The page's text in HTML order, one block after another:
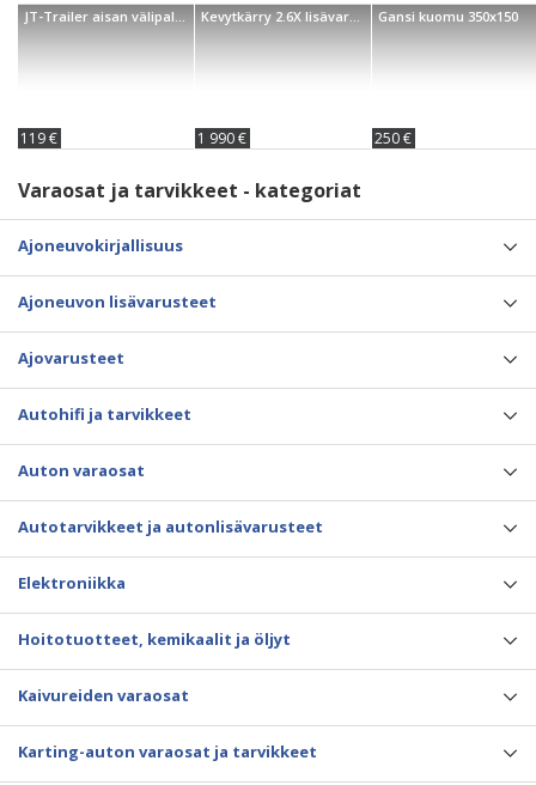
119 € 1 990 €
Gansi kuomu 350x150
250 €
Varaosat ja tarvikkeet - kategoriat
Ajoneuvokirjallisuus
Ajoneuvon lisävarusteet
Ajovarusteet
Autohifi ja tarvikkeet
Auton varaosat
Autotarvikkeet ja autonlisävarusteet
Elektroniikka
Hoitotuotteet, kemikaalit ja öljyt
Kaivureiden varaosat
Karting-auton varaosat ja tarvikkeet